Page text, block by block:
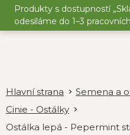
Přejít
obsah
Produkty s dostupností
odesíláme do 1–3
Semena a
Cinie - Ostálky
Ostálka lepá - Pepermint